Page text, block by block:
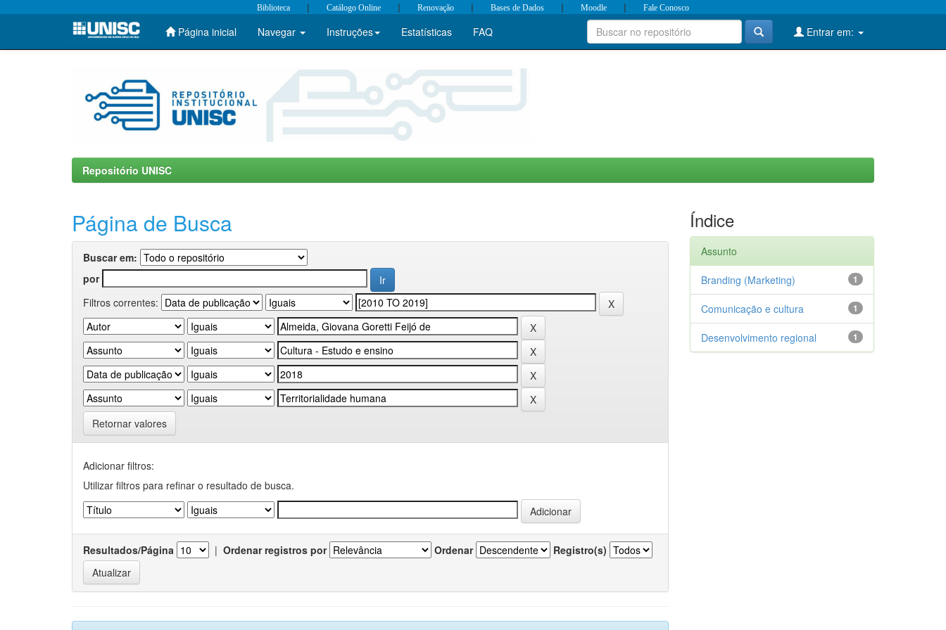
Skip
Biblioteca | Catálogo Online | Renovação | Bases de Dados | Moodle | Fale Conosco
Página inicial Navegar Instruções Estatísticas FAQ Entrar em:
Repositório UNISC
Página de Busca
Buscar em:
por
Filtros correntes:
Retornar valores
Adicionar filtros:
Utilizar filtros para refinar o resultado de busca.
Resultados/Página | Ordenar registros por Ordenar Registro(s)
Índice
Assunto
1
Branding (Marketing)
1
Comunicação e cultura
1
Desenvolvimento regional